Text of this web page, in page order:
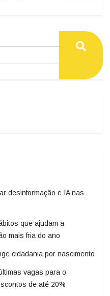
desinformação e IA nas
que ajudam a
mais fria do ano
cidadania por nascimento
vagas para o
de até 20%